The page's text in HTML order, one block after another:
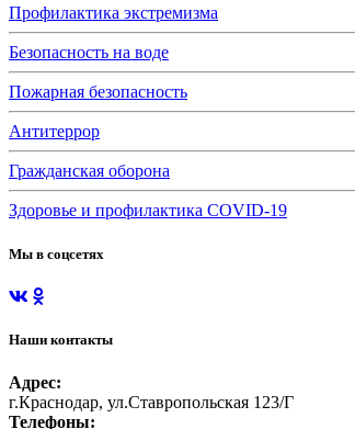
Профилактика экстремизма
Безопасность на воде
Пожарная безопасность
Антитеррор
Гражданская оборона
Здоровье и профилактика COVID-19
Мы в соцсетях
Наши контакты
Адрес:
г.Краснодар, ул.Ставропольская 123/Г
Телефоны: